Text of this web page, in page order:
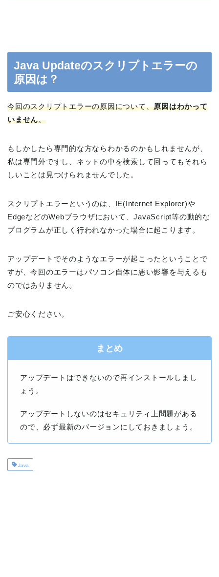
Java Updateのスクリプトエラーの
原因は？
今回のスクリプトエラーの原因について、原因はわかって
いません。
もしかしたら専門的な方ならわかるのかもしれませんが、
私は専門外ですし、ネットの中を検索して回ってもそれら
しいことは見つけられませんでした。
スクリプトエラーというのは、IE(Internet Explorer)や
EdgeなどのWebブラウザにおいて、JavaScript等の動的な
プログラムが正しく行われなかった場合に起こります。
アップデートでそのようなエラーが起こったということで
すが、今回のエラーはパソコン自体に悪い影響を与えるも
のではありません。
ご安心ください。
まとめ
アップデートはできないので再インストールしまし
ょう。
アップデートしないのはセキュリティ上問題がある
ので、必ず最新のバージョンにしておきましょう。
Java